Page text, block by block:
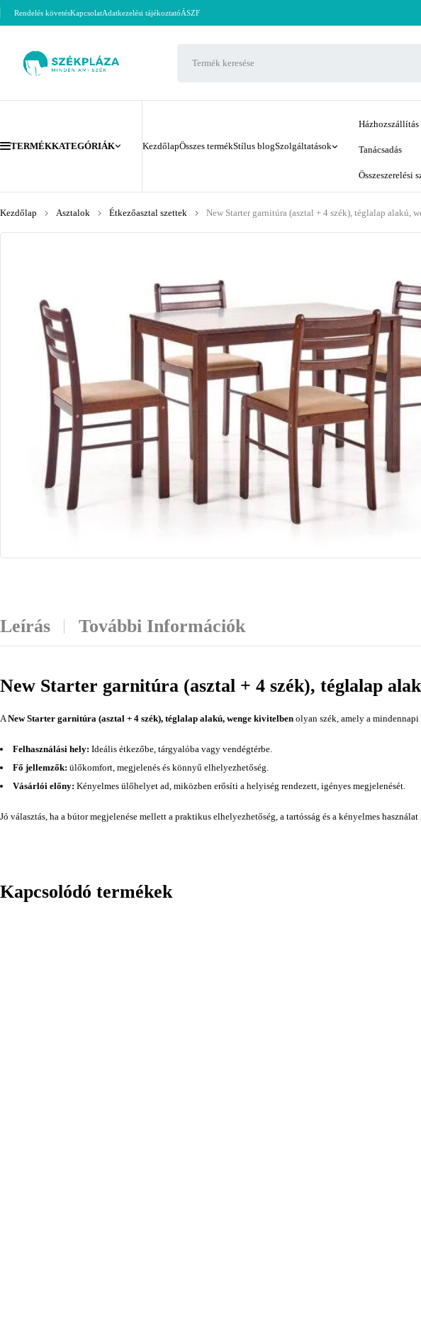
Rendelés követésKapcsolatAdatkezelési tájékoztatóÁSZF
TERMÉKKATEGÓRIÁK KezdőlapÖsszes termékStílus blogSzolgáltatások
Házhozszállítás
Tanácsadás
Összeszerelési
Kezdőlap Asztalok Étkezőasztal szettek New Starter garnitúra (asztal + 4 szék), téglalap alakú,
Leírás További Információk
New Starter garnitúra (asztal + 4 szék), téglalap
ANew Starter garnitúra (asztal + 4 szék), téglalap alakú, wenge kivitelben olyan szék, amely a mindennapi
Felhasználási hely: Ideális étkezőbe, tárgyalóba vagy vendégtérbe.
Fő jellemzők: ülőkomfort, megjelenés és könnyű elhelyezhetőség.
Vásárlói előny: Kényelmes ülőhelyet ad, miközben erősíti a helyiség rendezett, igényes megjelenését.
Jó választás, ha a bútor megjelenése mellett a praktikus elhelyezhetőség, a tartósság és a kényelmes
Kapcsolódó termékek